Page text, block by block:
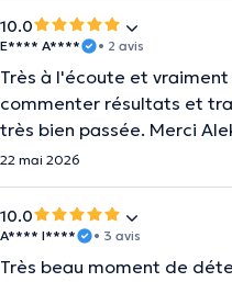
10.0
E**** A**** • 2 avis
Très à l'écoute et
commenter résultats et
très bien passée. Merci
22 mai 2026
10.0
A**** I**** • 3 avis
Très beau moment de